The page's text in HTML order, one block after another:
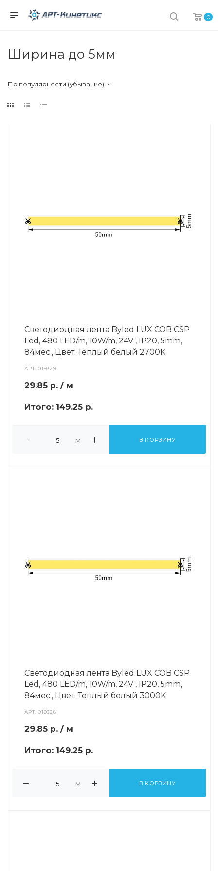
0
Ширина до 5мм
По популярности (убывание)
Светодиодная лента Byled LUX COB CSP
Led, 480 LED/m, 10W/m, 24V , IP20, 5mm,
84мес., Цвет: Теплый белый 2700K
АРТ.019329
29.85 р. / м
Итого: 149.25 р.
м В КОРЗИНУ
Светодиодная лента Byled LUX COB CSP
Led, 480 LED/m, 10W/m, 24V , IP20, 5mm,
84мес., Цвет: Теплый белый 3000K
АРТ.019328
29.85 р. / м
Итого: 149.25 р.
м В КОРЗИНУ